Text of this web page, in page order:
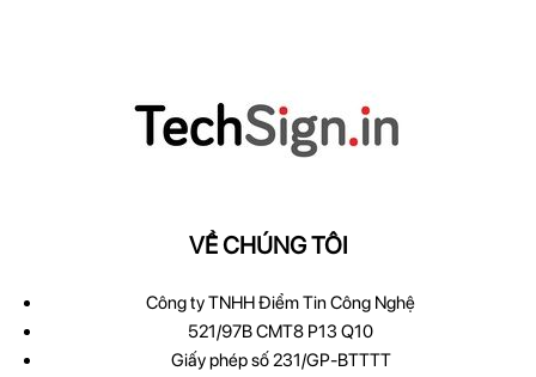
VỀ CHÚNG TÔI
Công ty TNHH Điểm Tin Công Nghệ
521/97B CMT8 P13 Q10
Giấy phép số 231/GP-BTTTT